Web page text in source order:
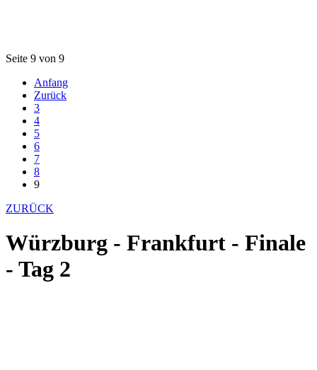
Seite 9 von 9
Anfang
Zurück
3
4
5
6
7
8
9
ZURÜCK
Würzburg - Frankfurt - Finale
- Tag 2